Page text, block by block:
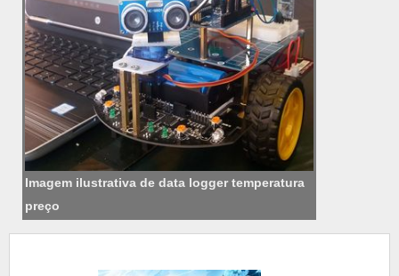
Imagem ilustrativa de data logger temperatura
preço